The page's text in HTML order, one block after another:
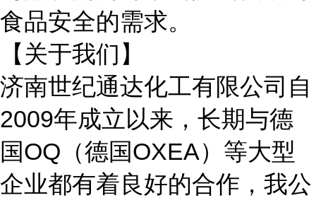
食品安全的需求。
【关于我们】
济南世纪通达化工有限公司自
2009年成立以来，长期与德
国OQ（德国OXEA） 等大型
企业都有着良好的合作，我公